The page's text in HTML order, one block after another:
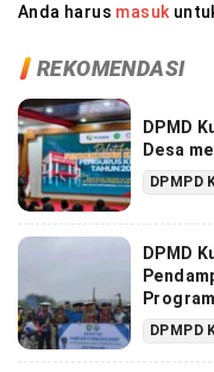
Anda harus masuk
REKOMENDASI
DPMD
Desa
DPMPD
DPMD
DPMPD